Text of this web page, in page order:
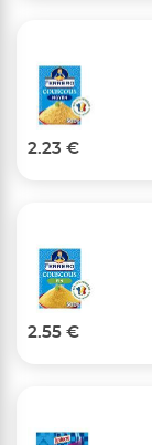
2.23 €
2.55 €